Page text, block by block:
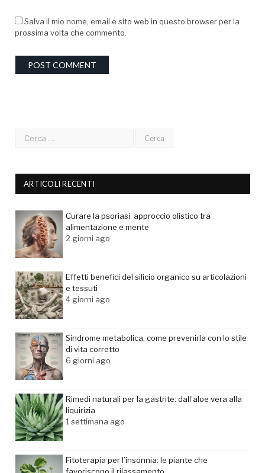
Salva il mio nome, email e sito web in questo browser per la
prossima volta che commento.
ARTICOLI RECENTI
Curare la psoriasi: approccio olistico tra
alimentazione e mente
2 giorni ago
Effetti benefici del silicio organico su articolazioni
e tessuti
4 giorni ago
Sindrome metabolica: come prevenirla con lo stile
di vita corretto
6 giorni ago
Rimedi naturali per la gastrite: dall’aloe vera alla
liquirizia
1 settimana ago
Fitoterapia per l’insonnia: le piante che
favoriscono il rilassamento